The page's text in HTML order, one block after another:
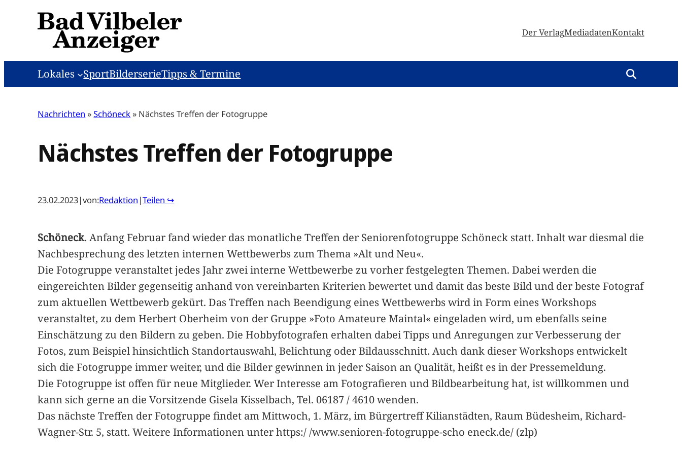
Der VerlagMediadatenKontakt
Lokales SportBilderserieTipps & Termine
Nachrichten »Schöneck» Nächstes Treffen der Fotogruppe
Nächstes Treffen der Fotogruppe
23.02.2023|von:Redaktion |Teilen ↪
Schöneck. Anfang Februar fand wieder das monatliche Treffen der Seniorenfotogruppe Schöneck statt. Inhalt war diesmal die
Nachbesprechung des letzten internen Wettbewerbs zum Thema »Alt und Neu«.
Die Fotogruppe veranstaltet jedes Jahr zwei interne Wettbewerbe zu vorher festgelegten Themen. Dabei werden die
eingereichten Bilder gegenseitig anhand von vereinbarten Kriterien bewertet und damit das beste Bild und der beste Fotograf
zum aktuellen Wettbewerb gekürt. Das Treffen nach Beendigung eines Wettbewerbs wird in Form eines Workshops
veranstaltet, zu dem Herbert Oberheim von der Gruppe »Foto Amateure Maintal« eingeladen wird, um ebenfalls seine
Einschätzung zu den Bildern zu geben. Die Hobbyfotografen erhalten dabei Tipps und Anregungen zur Verbesserung der
Fotos, zum Beispiel hinsichtlich Standortauswahl, Belichtung oder Bildausschnitt. Auch dank dieser Workshops entwickelt
sich die Fotogruppe immer weiter, und die Bilder gewinnen in jeder Saison an Qualität, heißt es in der Pressemeldung.
Die Fotogruppe ist offen für neue Mitglieder. Wer Interesse am Fotografieren und Bildbearbeitung hat, ist willkommen und
kann sich gerne an die Vorsitzende Gisela Kisselbach, Tel. 06187 / 4610 wenden.
Das nächste Treffen der Fotogruppe findet am Mittwoch, 1. März, im Bürgertreff Kilianstädten, Raum Büdesheim, Richard-
Wagner-Str. 5, statt. Weitere Informationen unter https:/ /www.senioren-fotogruppe-scho eneck.de/ (zlp)